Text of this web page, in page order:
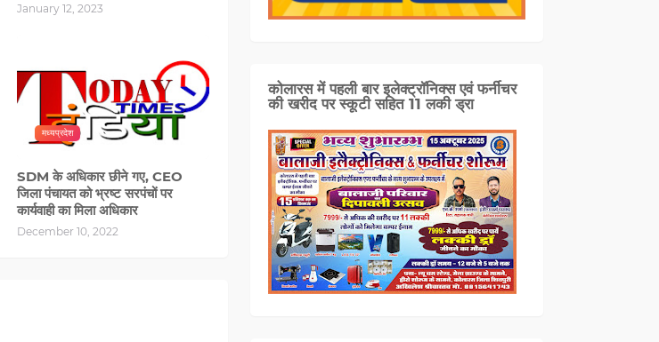
January 12, 2023
मध्यप्रदेश
SDM के अधिकार छीने गए, CEO
जिला पंचायत को भ्रष्ट सरपंचों पर
कार्यवाही का मिला अधिकार
December 10, 2022
कोलारस में पहली बार इलेक्ट्रॉनिक्स एवं फर्नीचर
की खरीद पर स्कूटी सहित 11 लकी ड्रा